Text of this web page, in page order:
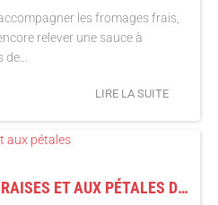
les fromages frais,
relever une sauce à
LIRE LA SUITE
TARTE RUSTIQUE AUX FRAISES ET AUX PÉTALES DE VIOLETTES